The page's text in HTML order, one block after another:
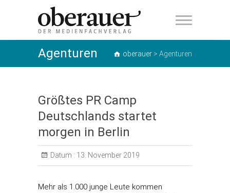
oberauer
Agenturen oberauer > Agenturen
Größtes PR Camp
Deutschlands startet
morgen in Berlin
Datum : 13. November 2019
Mehr als 1.000 junge Leute kommen